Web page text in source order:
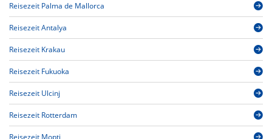
Reisezeit Palma de Mallorca
Reisezeit Antalya
Reisezeit Krakau
Reisezeit Fukuoka
Reisezeit Ulcinj
Reisezeit Rotterdam